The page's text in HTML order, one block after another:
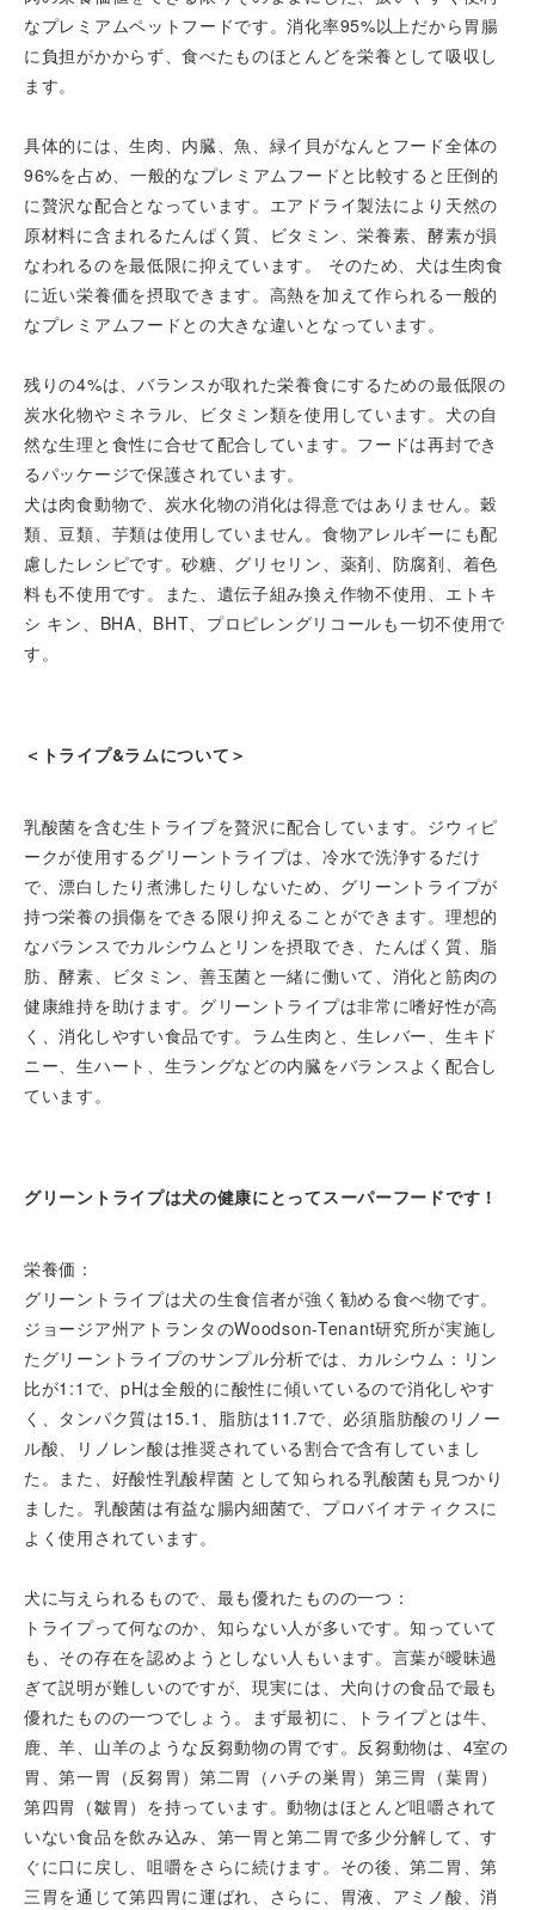
なプレミアムペットフードです。消化率95%以上だから胃腸
に負担がかからず、食べたものほとんどを栄養として吸収し
ます。
具体的には、生肉、内臓、魚、緑イ貝がなんとフード全体の
96%を占め、一般的なプレミアムフードと比較すると圧倒的
に贅沢な配合となっています。エアドライ製法により天然の
原材料に含まれるたんぱく質、ビタミン、栄養素、酵素が損
なわれるのを最低限に抑えています。 そのため、犬は生肉食
に近い栄養価を摂取できます。高熱を加えて作られる一般的
なプレミアムフードとの大きな違いとなっています。
残りの4%は、バランスが取れた栄養食にするための最低限の
炭水化物やミネラル、ビタミン類を使用しています。犬の自
然な生理と食性に合せて配合しています。フードは再封でき
るパッケージで保護されています。
犬は肉食動物で、炭水化物の消化は得意ではありません。穀
類、豆類、芋類は使用していません。食物アレルギーにも配
慮したレシピです。砂糖、グリセリン、薬剤、防腐剤、着色
料も不使用です。また、遺伝子組み換え作物不使用、エトキ
シ キン、BHA、BHT、プロピレングリコールも一切不使用で
す。
＜トライプ&ラムについて＞
乳酸菌を含む生トライプを贅沢に配合しています。ジウィピ
ークが使用するグリーントライプは、冷水で洗浄するだけ
で、漂白したり煮沸したりしないため、グリーントライプが
持つ栄養の損傷をできる限り抑えることができます。理想的
なバランスでカルシウムとリンを摂取でき、たんぱく質、脂
肪、酵素、ビタミン、善玉菌と一緒に働いて、消化と筋肉の
健康維持を助けます。グリーントライプは非常に嗜好性が高
く、消化しやすい食品です。ラム生肉と、生レバー、生キド
ニー、生ハート、生ラングなどの内臓をバランスよく配合し
ています。
グリーントライプは犬の健康にとってスーパーフードです！
栄養価：
グリーントライプは犬の生食信者が強く勧める食べ物です。
ジョージア州アトランタのWoodson-Tenant研究所が実施し
たグリーントライプのサンプル分析では、カルシウム：リン
比が1:1で、pHは全般的に酸性に傾いているので消化しやす
く、タンパク質は15.1、脂肪は11.7で、必須脂肪酸のリノー
ル酸、リノレン酸は推奨されている割合で含有していまし
た。また、好酸性乳酸桿菌 として知られる乳酸菌も見つかり
ました。乳酸菌は有益な腸内細菌で、プロバイオティクスに
よく使用されています。
犬に与えられるもので、最も優れたものの一つ：
トライプって何なのか、知らない人が多いです。知っていて
も、その存在を認めようとしない人もいます。言葉が曖昧過
ぎて説明が難しいのですが、現実には、犬向けの食品で最も
優れたものの一つでしょう。まず最初に、トライプとは牛、
鹿、羊、山羊のような反芻動物の胃です。反芻動物は、4室の
胃、第一胃（反芻胃）第二胃（ハチの巣胃）第三胃（葉胃）
第四胃（皺胃）を持っています。動物はほとんど咀嚼されて
いない食品を飲み込み、第一胃と第二胃で多少分解して、す
ぐに口に戻し、咀嚼をさらに続けます。その後、第二胃、第
三胃を通じて第四胃に運ばれ、さらに、胃液、アミノ酸、消